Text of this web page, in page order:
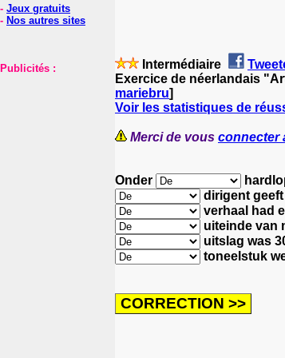
- Jeux gratuits
- Nos autres sites
Publicités : Intermédiaire
Exercice de néerlandais
mariebru]
Voir les statistiques de
Merci de vous connecter
Onder
dirigent geeft
verhaal had
uiteinde van
uitslag was
toneelstuk